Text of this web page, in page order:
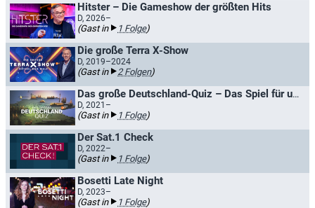
Hitster – Die Gameshow der größten Hits
D, 2026–
(Gast in 1 Folge)
Die große Terra X-Show
D, 2019–2024
(Gast in 2 Folgen)
Das große Deutschland-Quiz – Das Spiel für unser Land
D, 2021–
(Gast in 1 Folge)
Der Sat.1 Check
D, 2022–
(Gast in 1 Folge)
Bosetti Late Night
D, 2023–
(Gast in 1 Folge)